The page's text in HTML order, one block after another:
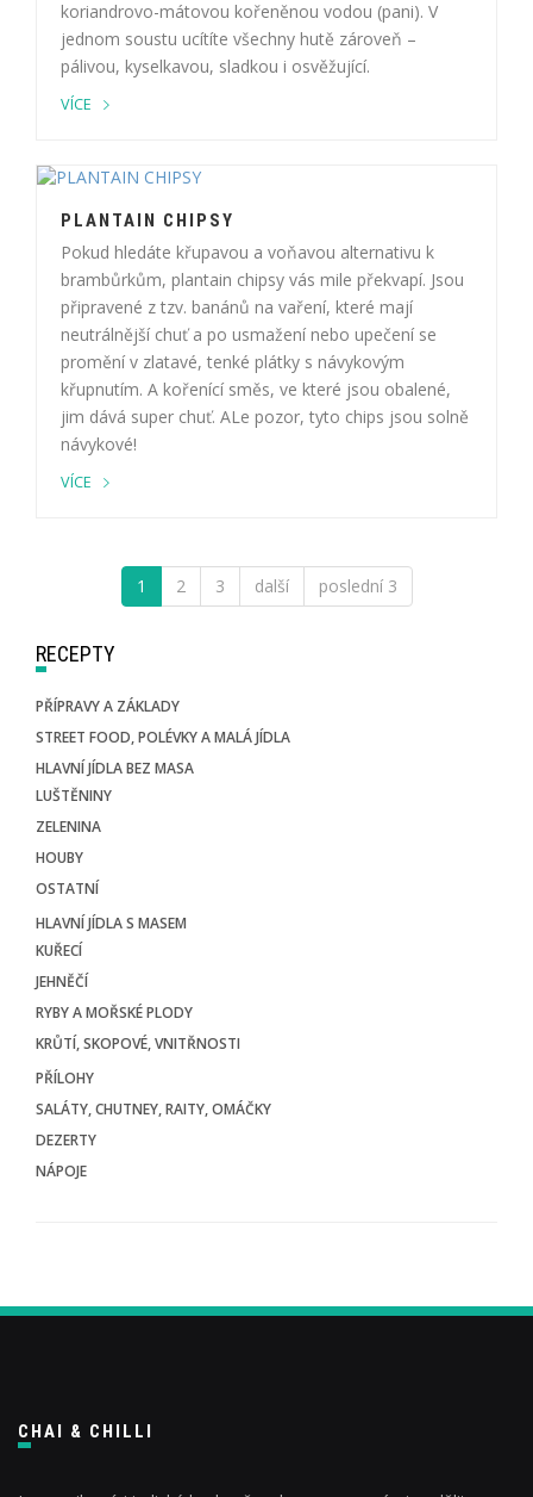
koriandrovo-mátovou kořeněnou vodou (pani). V
jednom soustu ucítíte všechny hutě zároveň –
pálivou, kyselkavou, sladkou i osvěžující.
VÍCE
PLANTAIN CHIPSY
Pokud hledáte křupavou a voňavou alternativu k
brambůrkům, plantain chipsy vás mile překvapí. Jsou
připravené z tzv. banánů na vaření, které mají
neutrálnější chuť a po usmažení nebo upečení se
promění v zlatavé, tenké plátky s návykovým
křupnutím. A kořenící směs, ve které jsou obalené,
jim dává super chuť. ALe pozor, tyto chips jsou solně
návykové!
VÍCE
1 2 3 další poslední 3
RECEPTY
PŘÍPRAVY A ZÁKLADY
STREET FOOD, POLÉVKY A MALÁ JÍDLA
HLAVNÍ JÍDLA BEZ MASA
LUŠTĚNINY
ZELENINA
HOUBY
OSTATNÍ
HLAVNÍ JÍDLA S MASEM
KUŘECÍ
JEHNĚČÍ
RYBY A MOŘSKÉ PLODY
KRŮTÍ, SKOPOVÉ, VNITŘNOSTI
PŘÍLOHY
SALÁTY, CHUTNEY, RAITY, OMÁČKY
DEZERTY
NÁPOJE
CHAI & CHILLI